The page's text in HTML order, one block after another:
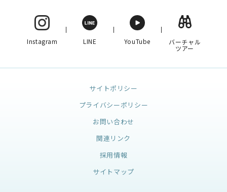
Instagram LINE YouTube バーチャル
ツアー
サイトポリシー
プライバシーポリシー
お問い合わせ
関連リンク
採用情報
サイトマップ